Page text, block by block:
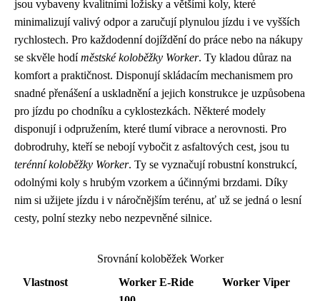
jsou vybaveny kvalitními ložisky a většími koly, které
minimalizují valivý odpor a zaručují plynulou jízdu i ve vyšších
rychlostech. Pro každodenní dojíždění do práce nebo na nákupy
se skvěle hodíměstské koloběžky Worker. Ty kladou důraz na
komfort a praktičnost. Disponují skládacím mechanismem pro
snadné přenášení a uskladnění a jejich konstrukce je uzpůsobena
pro jízdu po chodníku a cyklostezkách. Některé modely
disponují i odpružením, které tlumí vibrace a nerovnosti. Pro
dobrodruhy, kteří se nebojí vybočit z asfaltových cest, jsou tu
terénní koloběžky Worker. Ty se vyznačují robustní konstrukcí,
odolnými koly s hrubým vzorkem a účinnými brzdami. Díky
nim si užijete jízdu i v náročnějším terénu, ať už se jedná o lesní
cesty, polní stezky nebo nezpevněné silnice.
Srovnání koloběžek Worker
Vlastnost
Worker E-Ride
Worker Viper